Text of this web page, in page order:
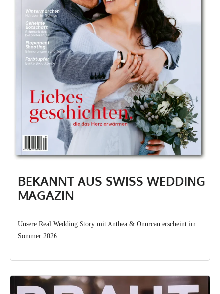
BEKANNT AUS SWISS WEDDING
MAGAZIN
Unsere Real Wedding Story mit Anthea & Onurcan erscheint im
Sommer 2026